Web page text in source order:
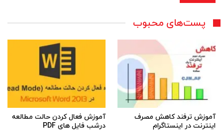
پست‌های محبوب
آموزش ترفند کاهش مصرف
اینترنت در اینستاگرام
آموزش فعال کردن حالت مطالعه
درشب فایل های PDF